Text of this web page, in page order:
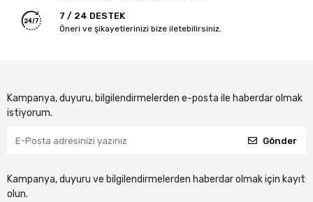
7 / 24 DESTEK
Öneri ve şikayetlerinizi bize iletebilirsiniz.
Kampanya, duyuru, bilgilendirmelerden e-posta ile haberdar olmak
istiyorum.
Gönder
Kampanya, duyuru ve bilgilendirmelerden haberdar olmak için kayıt
olun.